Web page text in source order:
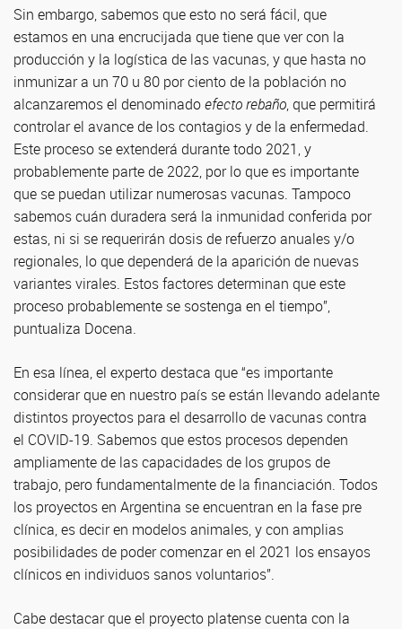
Sin embargo, sabemos que esto no será fácil, que
estamos en una encrucijada que tiene que ver con la
producción y la logística de las vacunas, y que hasta no
inmunizar a un 70 u 80 por ciento de la población no
alcanzaremos el denominadoefecto rebaño, que permitirá
controlar el avance de los contagios y de la enfermedad.
Este proceso se extenderá durante todo 2021, y
probablemente parte de 2022, por lo que es importante
que se puedan utilizar numerosas vacunas. Tampoco
sabemos cuán duradera será la inmunidad conferida por
estas, ni si se requerirán dosis de refuerzo anuales y/o
regionales, lo que dependerá de la aparición de nuevas
variantes virales. Estos factores determinan que este
proceso probablemente se sostenga en el tiempo”,
puntualiza Docena.
En esa línea, el experto destaca que “es importante
considerar que en nuestro país se están llevando adelante
distintos proyectos para el desarrollo de vacunas contra
el COVID-19. Sabemos que estos procesos dependen
ampliamente de las capacidades de los grupos de
trabajo, pero fundamentalmente de la financiación. Todos
los proyectos en Argentina se encuentran en la fase pre
clínica, es decir en modelos animales, y con amplias
posibilidades de poder comenzar en el 2021 los ensayos
clínicos en individuos sanos voluntarios”.
Cabe destacar que el proyecto platense cuenta con la